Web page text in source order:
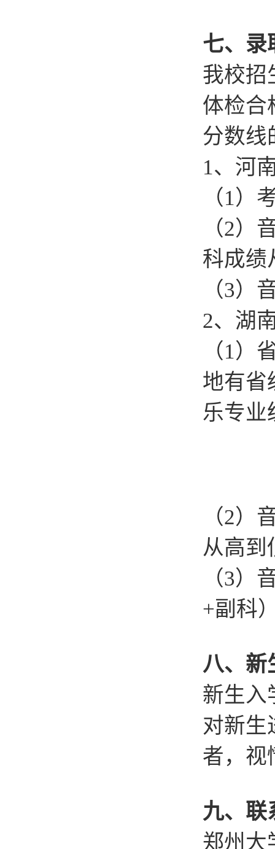
七、录
我校招
体检合
分数线
1、河
（1）
（2）
科成绩
（3）
2、湖
（1）
地有省
乐专业
（2）
从高到
（3）
+副科
八、新
新生入
对新生
者，视
九、联
郑州大